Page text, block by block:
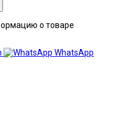
о товаре
WhatsApp